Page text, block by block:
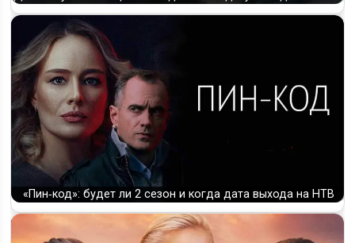
«Пин‑код»: будет ли 2 сезон и когда дата выхода на НТВ